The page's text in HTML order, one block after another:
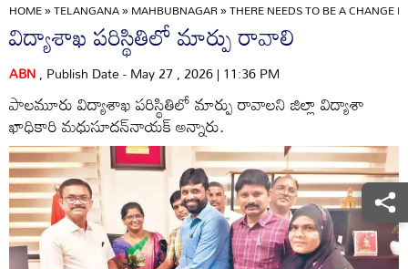
HOME»TELANGANA»MAHBUBNAGAR»THERE NEEDS TO BE A CHANGE
విద్యాశాఖ పరిస్థితిలో మార్పు రావాలి
ABN, Publish Date - May 27 , 2026 | 11:36 PM
పాలమూరు విద్యాశాఖ పరిస్థితిలో మార్పు రావాలని జిల్లా విద్యాశా
ఖాధికారి మధుసూదన్‌నాయక్‌ అన్నారు.